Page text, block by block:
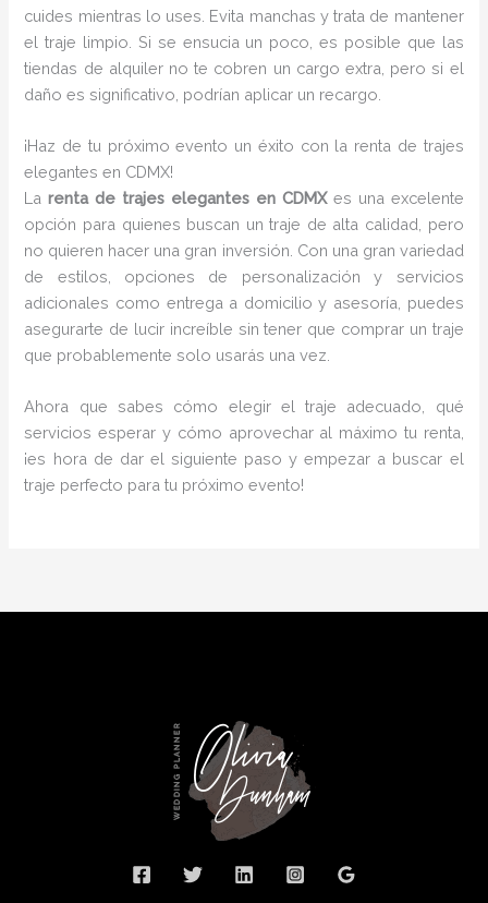
cuides mientras lo uses. Evita manchas y trata de mantener
el traje limpio. Si se ensucia un poco, es posible que las
tiendas de alquiler no te cobren un cargo extra, pero si el
daño es significativo, podrían aplicar un recargo.
¡Haz de tu próximo evento un éxito con la renta de trajes
elegantes en CDMX!
Larenta de trajes elegantes en CDMXes una excelente
opción para quienes buscan un traje de alta calidad, pero
no quieren hacer una gran inversión. Con una gran variedad
de estilos, opciones de personalización y servicios
adicionales como entrega a domicilio y asesoría, puedes
asegurarte de lucir increíble sin tener que comprar un traje
que probablemente solo usarás una vez.
Ahora que sabes cómo elegir el traje adecuado, qué
servicios esperar y cómo aprovechar al máximo tu renta,
¡es hora de dar el siguiente paso y empezar a buscar el
traje perfecto para tu próximo evento!